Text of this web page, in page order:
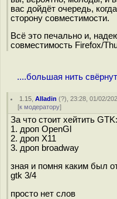
вас дойдёт очередь,
сторону совместимости.
Всё это печально и,
совместимость Firefox/
....большая нить
1.15 ,Alladin (?), 23:28, 01/02/
[к модератору]
За что стоит хейтить GTK:
1. дроп OpenGl
2. дроп X11
3. дроп broadway
зная и помня каким был
gtk 3/4
просто нет слов